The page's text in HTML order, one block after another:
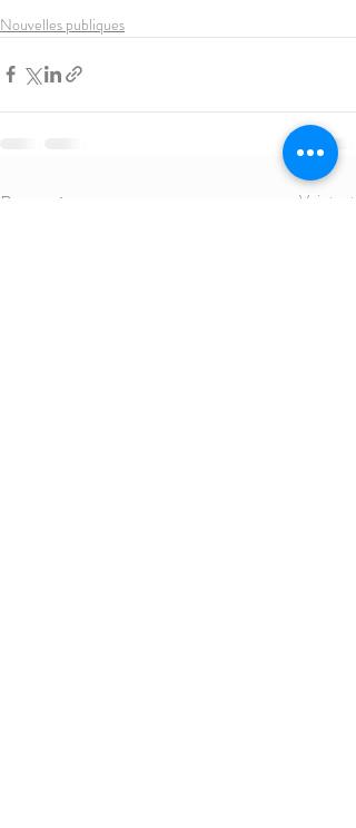
Nouvelles publiques
Posts récents Voir tout